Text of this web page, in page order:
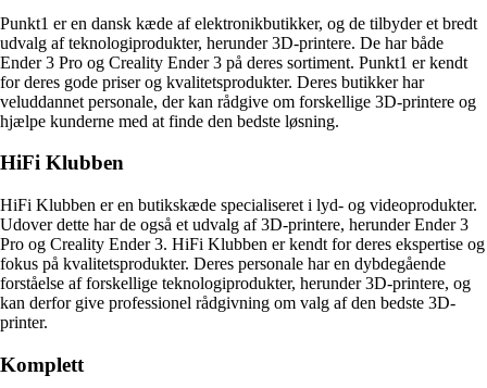
Punkt1 er en dansk kæde af elektronikbutikker, og de tilbyder et bredt
udvalg af teknologiprodukter, herunder 3D-printere. De har både
Ender 3 Pro og Creality Ender 3 på deres sortiment. Punkt1 er kendt
for deres gode priser og kvalitetsprodukter. Deres butikker har
veluddannet personale, der kan rådgive om forskellige 3D-printere og
hjælpe kunderne med at finde den bedste løsning.
HiFi Klubben
HiFi Klubben er en butikskæde specialiseret i lyd- og videoprodukter.
Udover dette har de også et udvalg af 3D-printere, herunder Ender 3
Pro og Creality Ender 3. HiFi Klubben er kendt for deres ekspertise og
fokus på kvalitetsprodukter. Deres personale har en dybdegående
forståelse af forskellige teknologiprodukter, herunder 3D-printere, og
kan derfor give professionel rådgivning om valg af den bedste 3D-
printer.
Komplett